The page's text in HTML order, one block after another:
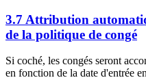
3.7 Attribution
de la politique de congé
Si coché, les congés seront
en fonction de la date d'entrée